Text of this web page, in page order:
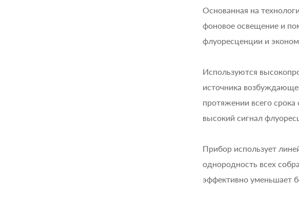
Основанная на
фоновое освещение и
флуоресценции и
Используются
источника
протяжении всего
высокий сигнал
Прибор использует
однородность всех
эффективно уменьшает